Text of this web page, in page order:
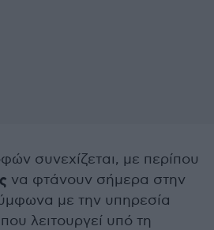
συνεχίζεται, με περίπου
να φτάνουν σήμερα στην
με την υπηρεσία
λειτουργεί υπό τη